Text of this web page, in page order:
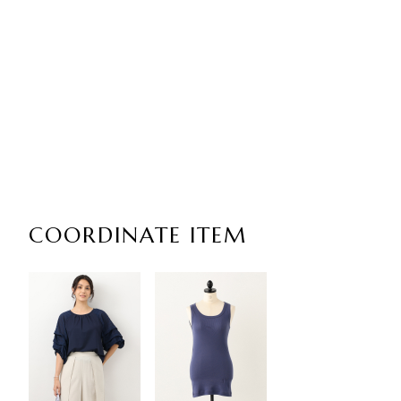
COORDINATE ITEM